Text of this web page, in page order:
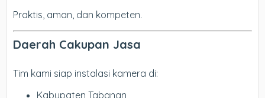
Praktis, aman, dan kompeten.
Daerah Cakupan Jasa
Tim kami siap instalasi kamera di:
Kabupaten Tabanan